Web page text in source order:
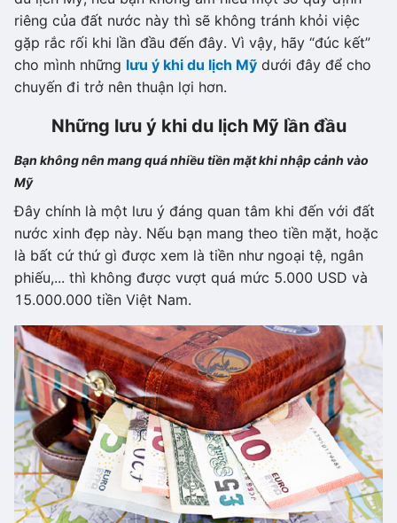
riêng của đất nước này thì sẽ không tránh khỏi việc
gặp rắc rối khi lần đầu đến đây. Vì vậy, hãy “đúc kết”
cho mình những lưu ý khi du lịch Mỹ dưới đây để cho
chuyến đi trở nên thuận lợi hơn.
Những lưu ý khi du lịch Mỹ lần đầu
Bạn không nên mang quá nhiều tiền mặt khi nhập cảnh vào
Mỹ
Đây chính là một lưu ý đáng quan tâm khi đến với đất
nước xinh đẹp này. Nếu bạn mang theo tiền mặt, hoặc
là bất cứ thứ gì được xem là tiền như ngoại tệ, ngân
phiếu,... thì không được vượt quá mức 5.000 USD và
15.000.000 tiền Việt Nam.